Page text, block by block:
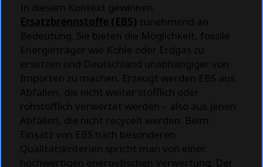
In diesem Kontext gewinnen
Ersatzbrennstoffe (EBS) zunehmend an
Bedeutung. Sie bieten die Möglichkeit, fossile
Energieträger wie Kohle oder Erdgas zu
ersetzen und Deutschland unabhängiger von
Importen zu machen. Erzeugt werden EBS aus
Abfällen, die nicht weiter stofflich oder
rohstofflich verwertet werden – also aus jenen
Abfällen, die nicht recycelt werden. Beim
Einsatz von EBS nach besonderen
Qualitätskriterien spricht man von einer
hochwertigen energetischen Verwertung. Der